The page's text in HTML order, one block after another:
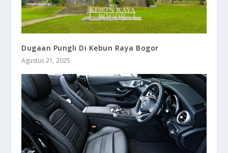
Dugaan Pungli Di Kebun Raya Bogor
Agustus 21, 2025